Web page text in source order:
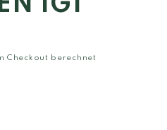
IGT
Checkout berechnet